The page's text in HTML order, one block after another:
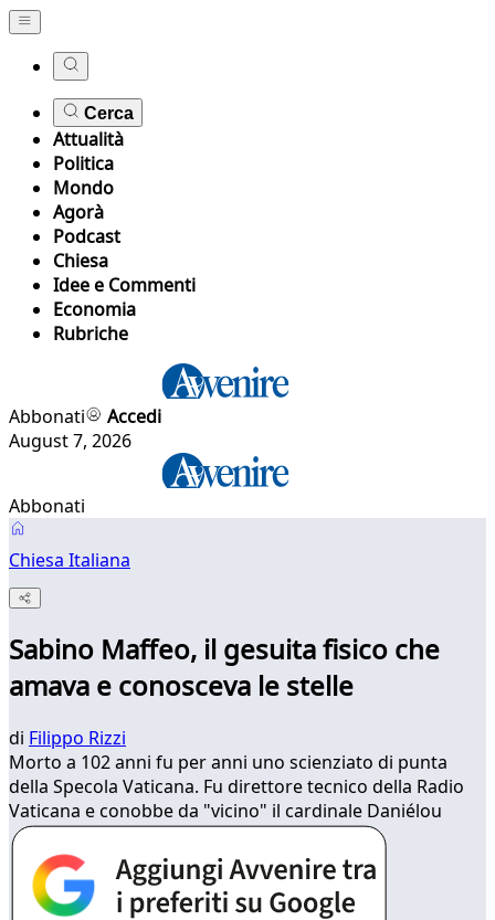
Cerca
Attualità
Politica
Mondo
Agorà
Podcast
Chiesa
Idee e Commenti
Economia
Rubriche
Abbonati
Accedi
August 7, 2026
Abbonati
Chiesa Italiana
Sabino Maffeo, il gesuita fisico che
amava e conosceva le stelle
di Filippo Rizzi
Morto a 102 anni fu per anni uno scienziato di punta
della Specola Vaticana. Fu direttore tecnico della Radio
Vaticana e conobbe da "vicino" il cardinale Daniélou